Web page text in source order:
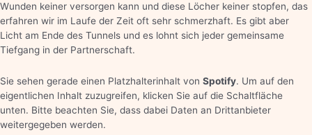
Wunden keiner versorgen kann und diese Löcher keiner stopfen, das
erfahren wir im Laufe der Zeit oft sehr schmerzhaft. Es gibt aber
Licht am Ende des Tunnels und es lohnt sich jeder gemeinsame
Tiefgang in der Partnerschaft.
Sie sehen gerade einen Platzhalterinhalt von Spotify. Um auf den
eigentlichen Inhalt zuzugreifen, klicken Sie auf die Schaltfläche
unten. Bitte beachten Sie, dass dabei Daten an Drittanbieter
weitergegeben werden.